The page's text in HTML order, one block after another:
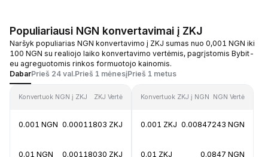
Populiariausi NGN konvertavimai į ZKJ
Naršyk populiarias NGN konvertavimo į ZKJ sumas nuo 0,001 NGN iki
100 NGN su realiojo laiko konvertavimo vertėmis, pagrįstomis Bybit-
eu agreguotomis rinkos formuotojo kainomis.
DabarPrieš 24 val.Prieš 1 mėnesįPrieš 1 metus
Konvertuok NGN į ZKJ ZKJ Vertė
0.001 NGN 0.00011803 ZKJ
0.01 NGN 0.00118030 ZKJ
Konvertuok ZKJ į NGN NGN Vertė
0.001 ZKJ 0.00847243 NGN
0.01 ZKJ 0.0847 NGN